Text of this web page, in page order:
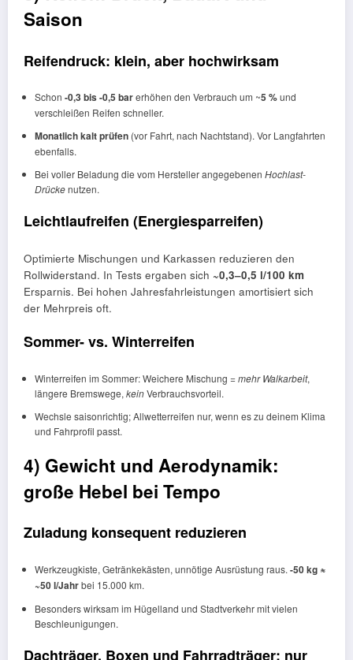
Saison
Reifendruck: klein, aber hochwirksam
Schon -0,3 bis -0,5 barerhöhen den Verbrauch um ~5 %und
verschleißen Reifen schneller.
Monatlich kalt prüfen(vor Fahrt, nach Nachtstand). Vor Langfahrten
ebenfalls.
Bei voller Beladung die vom Hersteller angegebenen Hochlast-
Drückenutzen.
Leichtlaufreifen (Energiesparreifen)
Optimierte Mischungen und Karkassen reduzieren den
Rollwiderstand. In Tests ergaben sich ~0,3–0,5 l/100 km
Ersparnis. Bei hohen Jahresfahrleistungen amortisiert sich
der Mehrpreis oft.
Sommer- vs. Winterreifen
Winterreifen im Sommer: Weichere Mischung =mehr Walkarbeit,
längere Bremswege, keinVerbrauchsvorteil.
Wechsle saisonrichtig; Allwetterreifen nur, wenn es zu deinem Klima
und Fahrprofil passt.
4) Gewicht und Aerodynamik:
große Hebel bei Tempo
Zuladung konsequent reduzieren
Werkzeugkiste, Getränkekästen, unnötige Ausrüstung raus. -50 kg ≈
~50 l/Jahrbei 15.000 km.
Besonders wirksam im Hügelland und Stadtverkehr mit vielen
Beschleunigungen.
Dachträger, Boxen und Fahrradträger: nur